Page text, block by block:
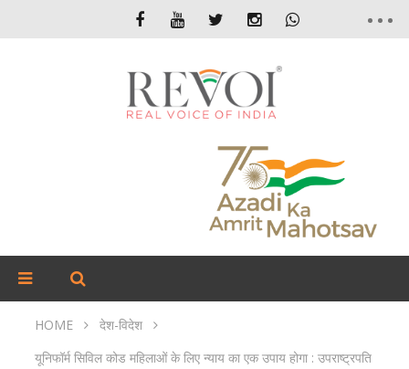
HOME
देश-विदेश
यूनिफॉर्म सिविल कोड महिलाओं के लिए न्याय का एक उपाय होगा : उपराष्ट्रपति